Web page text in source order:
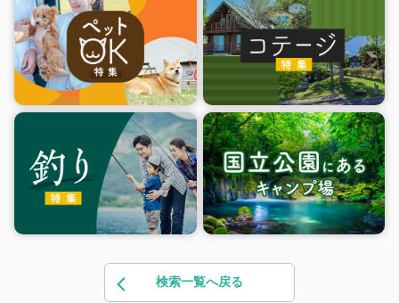
検索一覧へ戻る